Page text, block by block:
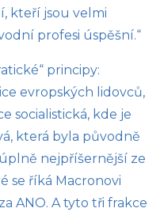
kteří jsou velmi
profesi úspěšní.“
principy:
evropských lidovců,
socialistická, kde je
která byla původně
nejpříšernější ze
se říká Macronovi
ANO. A tyto tři frakce